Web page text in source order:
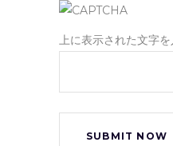
上に表示された文字を
SUBMIT NOW